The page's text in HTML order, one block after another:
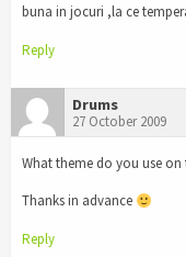
buna in jocuri ,la ce
Reply
Drums
27 October 2009
What theme do you use
Thanks in advance
Reply